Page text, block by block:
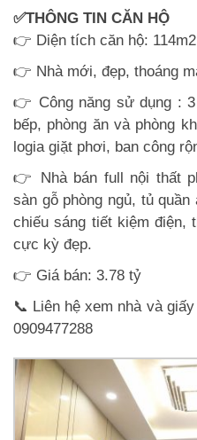
✅THÔNG TIN CĂN HỘ
👉 Diện tích căn hộ:
👉 Nhà mới, đẹp, thoáng
👉 Công năng sử dụng :
bếp, phòng ăn và phòng
logia giặt phơi, ban công
👉 Nhà bán full nội thất
sàn gỗ phòng ngủ, tủ
chiếu sáng tiết kiệm điện,
cực kỳ đẹp.
👉 Giá bán: 3.78 tỷ
📞 Liên hệ xem nhà và
0909477288